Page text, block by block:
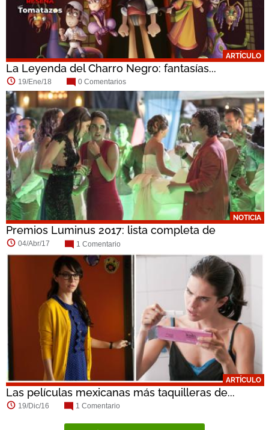
ARTÍCULO
La Leyenda del Charro Negro: fantasías...
19/Ene/18 0 Comentarios
NOTICIA
Premios Luminus 2017: lista completa de
nominados
04/Abr/17 1 Comentario
ARTÍCULO
Las películas mexicanas más taquilleras de...
19/Dic/16 1 Comentario